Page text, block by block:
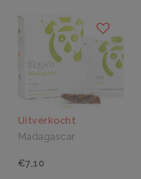
Uitverkocht
Madagascar
€7,10